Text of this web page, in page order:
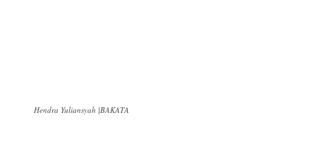
Hendra Yuliansyah |BAKATA